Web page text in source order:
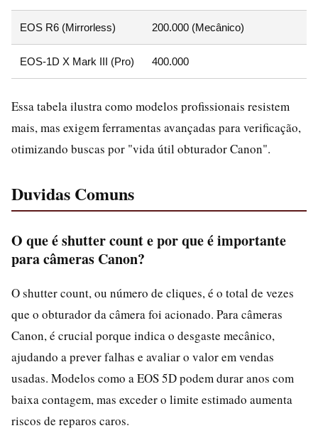
EOS R6 (Mirrorless) 200.000 (Mecânico)
EOS-1D X Mark III (Pro) 400.000
Essa tabela ilustra como modelos profissionais resistem
mais, mas exigem ferramentas avançadas para verificação,
otimizando buscas por "vida útil obturador Canon".
Duvidas Comuns
O que é shutter count e por que é importante
para câmeras Canon?
O shutter count, ou número de cliques, é o total de vezes
que o obturador da câmera foi acionado. Para câmeras
Canon, é crucial porque indica o desgaste mecânico,
ajudando a prever falhas e avaliar o valor em vendas
usadas. Modelos como a EOS 5D podem durar anos com
baixa contagem, mas exceder o limite estimado aumenta
riscos de reparos caros.